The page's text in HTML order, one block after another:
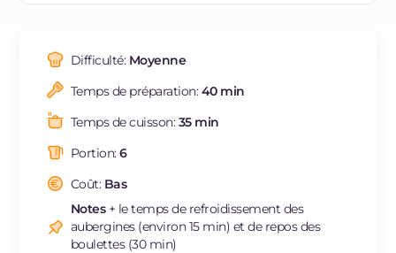
ES
BR
Difficulté: Moyenne
Temps de préparation:40 min
Temps de cuisson:35 min
Portion:6
Coût: Bas
Notes+ le temps de refroidissement des
aubergines (environ 15 min) et de repos des
boulettes (30 min)